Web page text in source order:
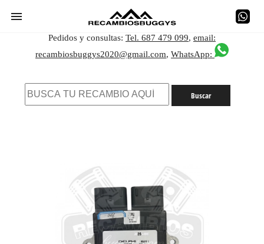
Pedidos y consultas: Tel. 687 479 099, email:
recambiosbuggys2020@gmail.com, WhatsApp: